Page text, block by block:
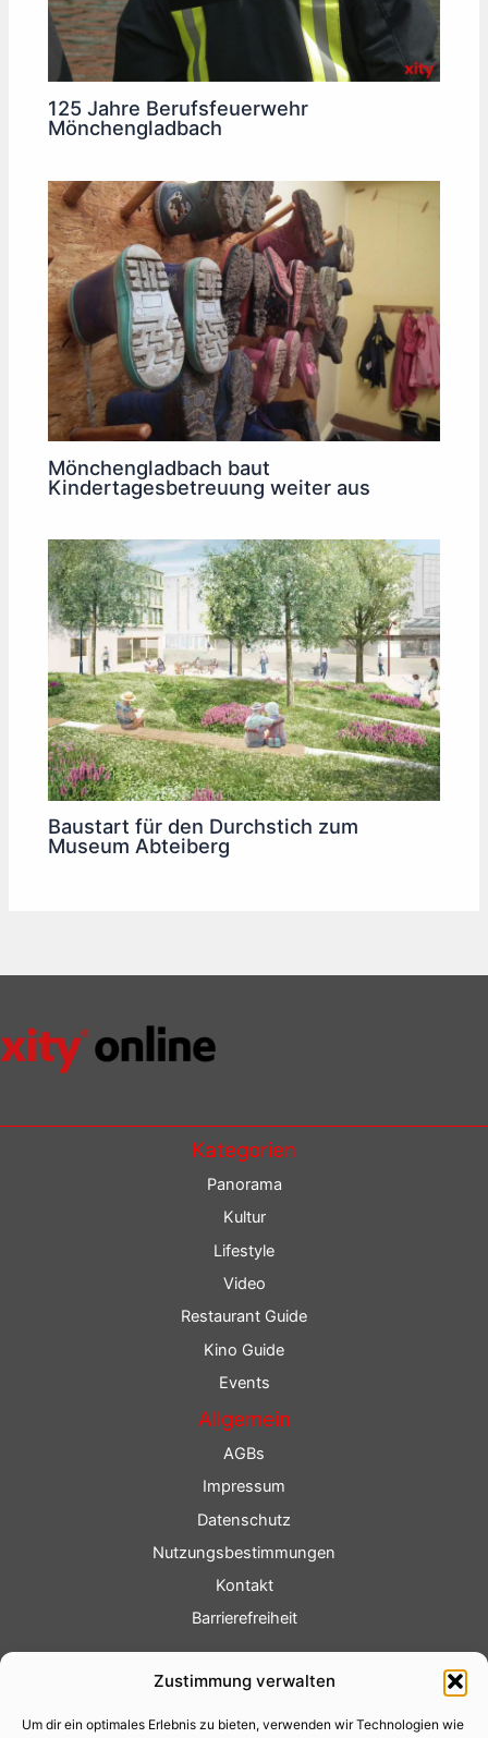
Zustimmung verwalten
Um dir ein optimales Erlebnis zu bieten, verwenden wir Technologien wie
125 Jahre Berufsfeuerwehr
Mönchengladbach
Mönchengladbach baut
Kindertagesbetreuung weiter aus
Baustart für den Durchstich zum
Museum Abteiberg
Kategorien
Panorama
Kultur
Lifestyle
Video
Restaurant Guide
Kino Guide
Events
Allgemein
AGBs
Impressum
Datenschutz
Nutzungsbestimmungen
Kontakt
Barrierefreiheit
Fotoservice
Videoservice